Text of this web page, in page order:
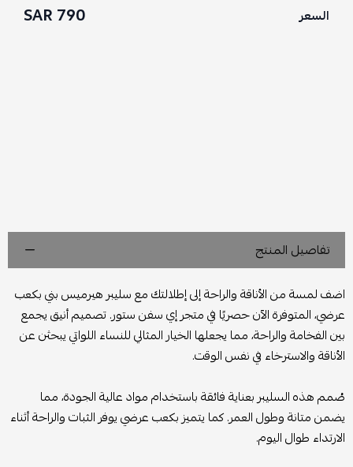
السعر 790 SAR
تفاصيل المنتج
اضف لمسة من الأناقة والراحة إلى إطلالتك مع سليبر هيرميس بني بكعب
عرضي، المتوفرة الآن حصريًا في متجر إي سفن ستور. تصميم أنيق يجمع
بين الفخامة والراحة، مما يجعلها الخيار المثالي للنساء اللواتي يبحثن عن
الأناقة والاسترخاء في نفس الوقت.
صُمم هذه السليبر بعناية فائقة باستخدام مواد عالية الجودة، مما
يضمن متانة وطول العمر. كما يتميز بكعب عرضي يوفر الثبات والراحة أثناء
الارتداء طوال اليوم.